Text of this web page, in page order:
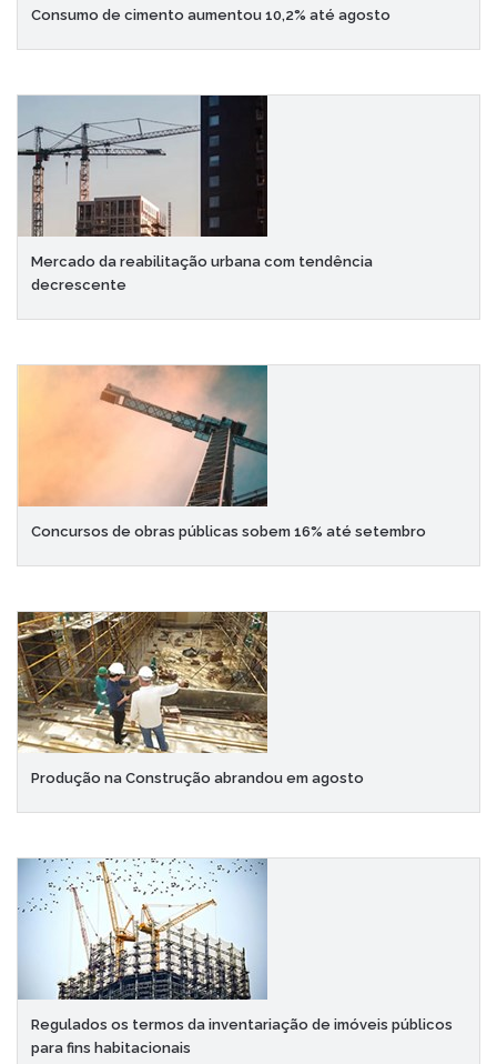
Consumo de cimento aumentou 10,2% até agosto
Mercado da reabilitação urbana com tendência
decrescente
Concursos de obras públicas sobem 16% até setembro
Produção na Construção abrandou em agosto
Regulados os termos da inventariação de imóveis públicos
para fins habitacionais